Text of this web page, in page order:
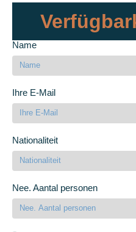
Name
Ihre E-Mail
Nationaliteit
Nee. Aantal personen